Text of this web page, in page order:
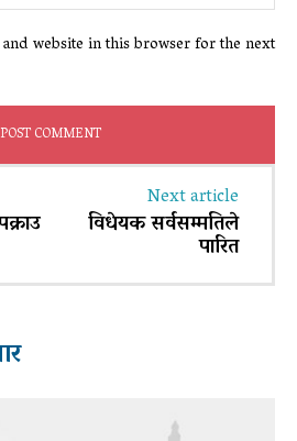
and website in this browser for the next
Next article
विधेयक सर्वसम्मतिले
पारित